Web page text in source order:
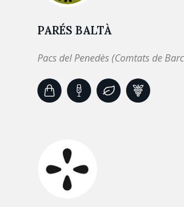
PARÉS BALTÀ
Pacs del Penedès (Comtats de